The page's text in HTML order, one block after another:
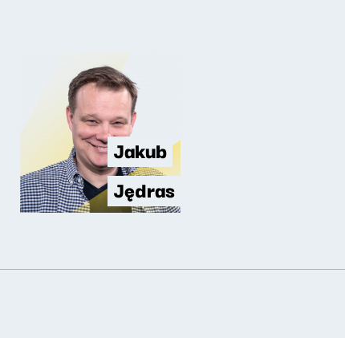
Jakub
Jędras